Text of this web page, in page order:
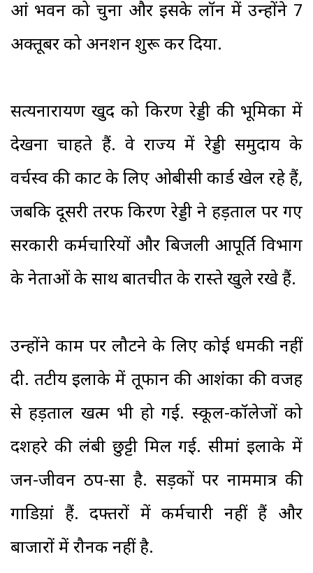
आंध्र भवन को चुना और इसके लॉन में उन्होंने 7
अक्तूबर को अनशन शुरू कर दिया.
सत्यनारायण खुद को किरण रेड्डी की भूमिका में
देखना चाहते हैं. वे राज्य में रेड्डी समुदाय के
वर्चस्व की काट के लिए ओबीसी कार्ड खेल रहे हैं,
जबकि दूसरी तरफ किरण रेड्डी ने हड़ताल पर गए
सरकारी कर्मचारियों और बिजली आपूर्ति विभाग
के नेताओं के साथ बातचीत के रास्ते खुले रखे हैं.
उन्होंने काम पर लौटने के लिए कोई धमकी नहीं
दी. तटीय इलाके में तूफान की आशंका की वजह
से हड़ताल खत्म भी हो गई. स्कूल-कॉलेजों को
दशहरे की लंबी छुट्टी मिल गई. सीमांध्र इलाके में
जन-जीवन ठप-सा है. सड़कों पर नाममात्र की
गाडिय़ां हैं. दफ्तरों में कर्मचारी नहीं हैं और
बाजारों में रौनक नहीं है.